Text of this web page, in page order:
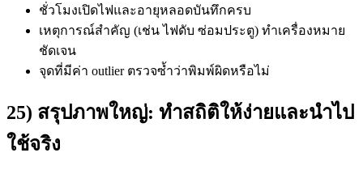
ชั่วโมงเปิดไฟและอายุหลอดบันทึกครบ
เหตุการณ์สำคัญ (เช่น ไฟดับ ซ่อมประตู) ทำเครื่องหมาย
ชัดเจน
จุดที่มีค่า outlier ตรวจซ้ำว่าพิมพ์ผิดหรือไม่
25) สรุปภาพใหญ่: ทำสถิติให้ง่ายและนำไป
ใช้จริง